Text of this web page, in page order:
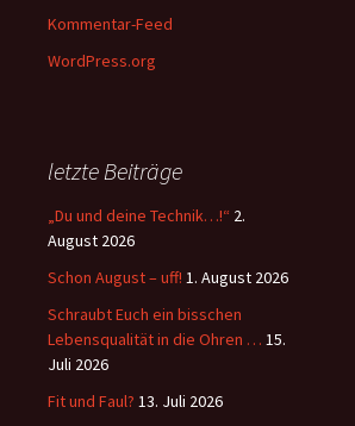
Kommentar-Feed
WordPress.org
letzte Beiträge
„Du und deine Technik…!“ 2.
August 2026
Schon August – uff! 1. August 2026
Schraubt Euch ein bisschen
Lebensqualität in die Ohren … 15.
Juli 2026
Fit und Faul? 13. Juli 2026